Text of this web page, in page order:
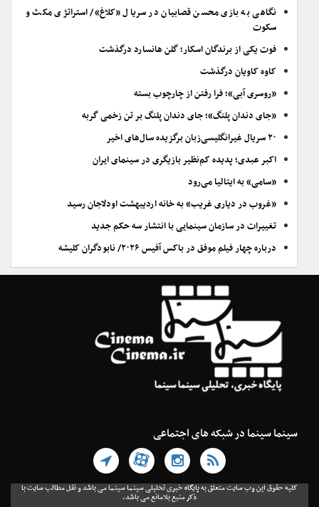
نگاهی به بازی محسن قصابیان در سریال «کلاغ»/ استراتژی مکث و
سکوت
فوت یکی از برندگان اسکار؛ گلن هانسارد درگذشت
کاوه کاویان درگذشت
«روسری آبی»؛ فرا رفتن از چارچوب بسته
«جای دندان پلنگ»؛ جای دندان پلنگ بر تن زخمی گربه
۲۰ سریال غیرانگلیسی‌زبان برگزیده سال‌های اخیر
اکبر عبدی؛ پدیده کم‌نظیر بازیگری در سینمای ایران
«سامی» به ایتالیا می‌رود
«غروب در دیاری غریب» به خانه اردیبهشت اودلاجان رسید
تغییرات در سازمان سینمایی با انتشار سه حکم جدید
درباره چهار فیلم موفق در باکس آفیس ۲۰۲۶/ نابودگران کلیشه
سینما سینما در شبکه های اجتماعی
کلیه حقوق این وب سایت متعلق به پایگاه خبری تحلیلی سینما سینما می باشد و نقل مطالب سایت با
ذکر منبع بلامانع می باشد.